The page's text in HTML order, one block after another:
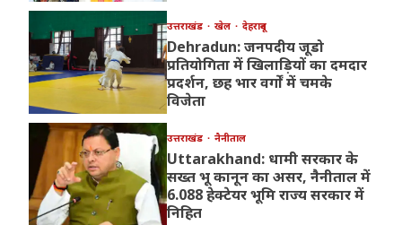
उत्तराखंड खेल देहरादून
Dehradun: जनपदीय जूडो
प्रतियोगिता में खिलाड़ियों का दमदार
प्रदर्शन, छह भार वर्गों में चमके
विजेता
उत्तराखंड नैनीताल
Uttarakhand: धामी सरकार के
सख्त भू कानून का असर, नैनीताल में
6.088 हेक्टेयर भूमि राज्य सरकार में
निहित